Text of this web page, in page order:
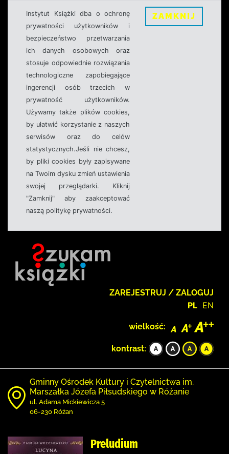
Instytut Książki dba o ochronę
prywatności użytkowników i
bezpieczeństwo przetwarzania
ich danych osobowych oraz
stosuje odpowiednie rozwiązania
technologiczne zapobiegające
ingerencji osób trzecich w
prywatność użytkowników.
Używamy także plików cookies,
by ułatwić korzystanie z naszych
serwisów oraz do celów
statystycznych.Jeśli nie chcesz,
by pliki cookies były zapisywane
na Twoim dysku zmień ustawienia
swojej przeglądarki. Kliknij
"Zamknij" aby zaakceptować
naszą politykę prywatności.
ZAMKNIJ
ZAREJESTRUJ / ZALOGUJ
PL EN
wielkość:
kontrast:
Gminny Ośrodek Kultury i Czytelnictwa im.
Marszałka Józefa Piłsudskiego w Różanie
ul. Adama Mickiewicza 5
06-230 Różan
Preludium